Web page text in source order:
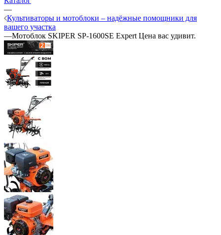
—
Культиваторы и мотоблоки – надёжные помощники для
вашего участка
—Мотоблок SKIPER SP-1600SE Expert Цена вас удивит.